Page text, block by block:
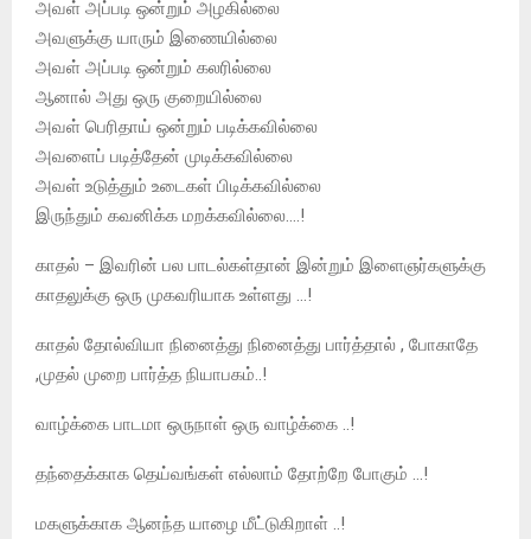
அவள் அப்படி ஒன்றும் அழகில்லை
அவளுக்கு யாரும் இணையில்லை
அவள் அப்படி ஒன்றும் கலரில்லை
ஆனால் அது ஒரு குறையில்லை
அவள் பெரிதாய் ஒன்றும் படிக்கவில்லை
அவளைப் படித்தேன் முடிக்கவில்லை
அவள் உடுத்தும் உடைகள் பிடிக்கவில்லை
இருந்தும் கவனிக்க மறக்கவில்லை….!
காதல் – இவரின் பல பாடல்கள்தான் இன்றும் இளைஞர்களுக்கு
காதலுக்கு ஒரு முகவரியாக உள்ளது …!
காதல் தோல்வியா நினைத்து நினைத்து பார்த்தால் , போகாதே
,முதல் முறை பார்த்த நியாபகம்..!
வாழ்க்கை பாடமா ஒருநாள் ஒரு வாழ்க்கை ..!
தந்தைக்காக தெய்வங்கள் எல்லாம் தோற்றே போகும் …!
மகளுக்காக ஆனந்த யாழை மீட்டுகிறாள் ..!